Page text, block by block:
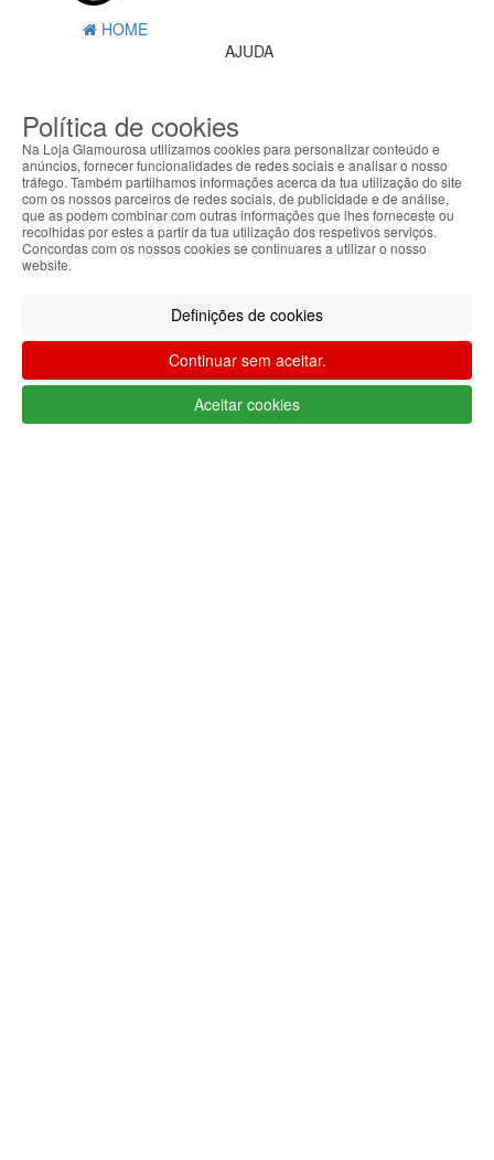
HOME
AJUDA
0 CARRINHO
EU
Filtrar por
Limpar filtros
Filtrar
Política de cookies
Na Loja Glamourosa utilizamos cookies para personalizar conteúdo e
anúncios, fornecer funcionalidades de redes sociais e analisar o nosso
tráfego. Também partilhamos informações acerca da tua utilização do site
com os nossos parceiros de redes sociais, de publicidade e de análise,
que as podem combinar com outras informações que lhes forneceste ou
recolhidas por estes a partir da tua utilização dos respetivos serviços.
Concordas com os nossos cookies se continuares a utilizar o nosso
website.
Definições de cookies
Continuar sem aceitar.
Aceitar cookies